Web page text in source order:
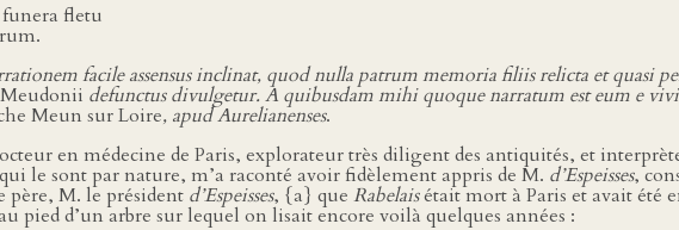
fletu
facile assensus inclinat, quod nulla patrum memoria filiis relicta et quasi
Meudonii defunctus divulgetur. A quibusdam mihi quoque narratum est eum e
Meun sur Loire, apud Aurelianenses.
en médecine de Paris, explorateur très diligent des antiquités, et
le sont par nature, m’a raconté avoir fidèlement appris de M. d’Espeisses,
père, M. le président d’Espeisses, {a} que Rabelaisétait mort à Paris et avait été
pied d’un arbre sur lequel on lisait encore voilà quelques années :